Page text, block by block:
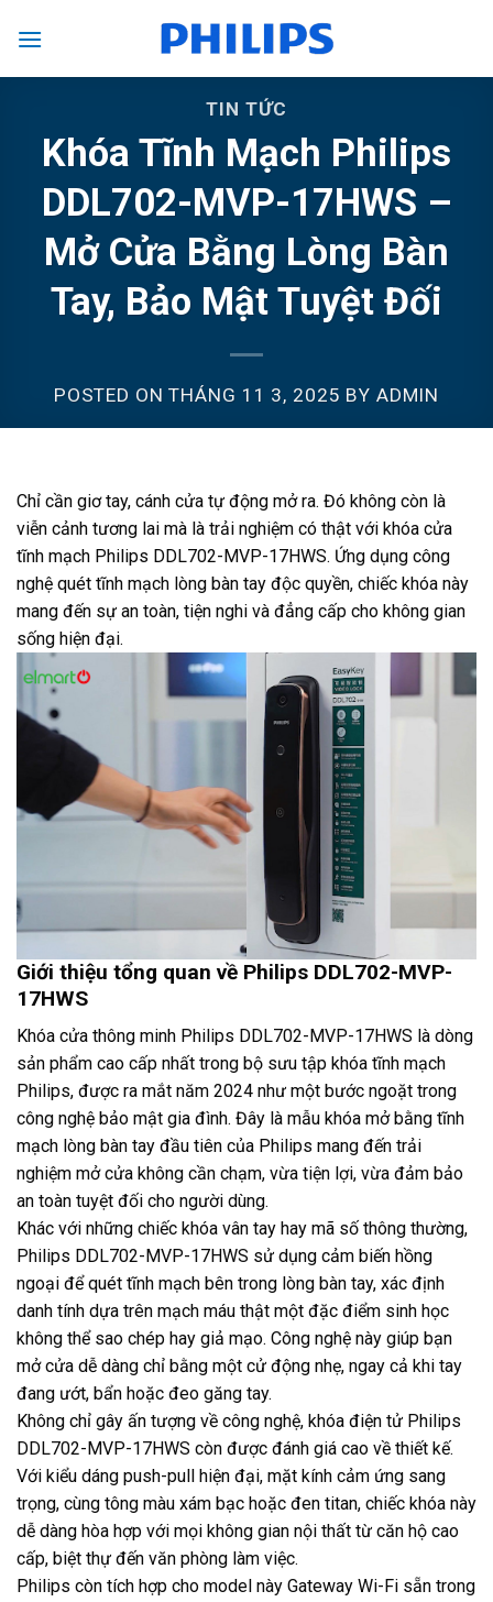
TIN TỨC
Khóa Tĩnh Mạch Philips
DDL702-MVP-17HWS –
Mở Cửa Bằng Lòng Bàn
Tay, Bảo Mật Tuyệt Đối
POSTED ONTHÁNG 11 3, 2025 BY ADMIN
Chỉ cần giơ tay, cánh cửa tự động mở ra. Đó không còn là
viễn cảnh tương lai mà là trải nghiệm có thật với khóa cửa
tĩnh mạch Philips DDL702-MVP-17HWS. Ứng dụng công
nghệ quét tĩnh mạch lòng bàn tay độc quyền, chiếc khóa này
mang đến sự an toàn, tiện nghi và đẳng cấp cho không gian
sống hiện đại.
Giới thiệu tổng quan về Philips DDL702-MVP-
17HWS
Khóa cửa thông minh Philips DDL702-MVP-17HWS là dòng
sản phẩm cao cấp nhất trong bộ sưu tập khóa tĩnh mạch
Philips, được ra mắt năm 2024 như một bước ngoặt trong
công nghệ bảo mật gia đình. Đây là mẫu khóa mở bằng tĩnh
mạch lòng bàn tay đầu tiên của Philips mang đến trải
nghiệm mở cửa không cần chạm, vừa tiện lợi, vừa đảm bảo
an toàn tuyệt đối cho người dùng.
Khác với những chiếc khóa vân tay hay mã số thông thường,
Philips DDL702-MVP-17HWS sử dụng cảm biến hồng
ngoại để quét tĩnh mạch bên trong lòng bàn tay, xác định
danh tính dựa trên mạch máu thật một đặc điểm sinh học
không thể sao chép hay giả mạo. Công nghệ này giúp bạn
mở cửa dễ dàng chỉ bằng một cử động nhẹ, ngay cả khi tay
đang ướt, bẩn hoặc đeo găng tay.
Không chỉ gây ấn tượng về công nghệ, khóa điện tử Philips
DDL702-MVP-17HWS còn được đánh giá cao về thiết kế.
Với kiểu dáng push-pull hiện đại, mặt kính cảm ứng sang
trọng, cùng tông màu xám bạc hoặc đen titan, chiếc khóa này
dễ dàng hòa hợp với mọi không gian nội thất từ căn hộ cao
cấp, biệt thự đến văn phòng làm việc.
Philips còn tích hợp cho model này Gateway Wi-Fi sẵn trong